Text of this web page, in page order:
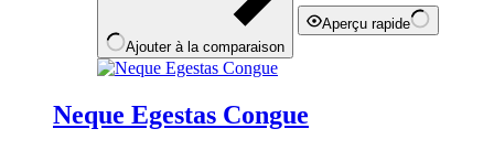
Ajouter à la comparaison
Aperçu rapide
Neque Egestas Congue